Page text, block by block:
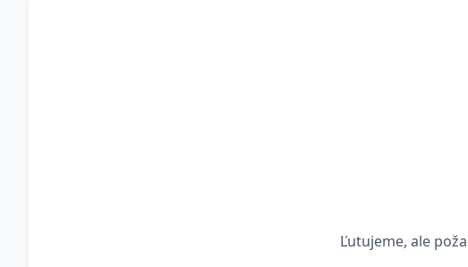
Ľutujeme, ale